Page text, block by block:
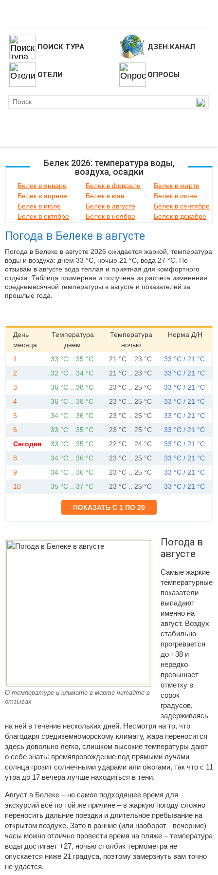
ПОИСК ТУРА ДЗЕН.КАНАЛ
ОТЕЛИ ОПРОСЫ
Белек 2026: температура воды,
воздуха, осадки
Белек в январе Белек в феврале
Белек в марте
Белек в апреле
Белек в мае
Белек в июне
Белек в июле
Белек в августе
Белек в сентябре
Белек в октябре
Белек в ноябре Белек в декабре
Погода в Белеке в августе
Погода в Белеке в августе 2026 ожидается жаркой, температура
воды и воздуха: днем 33 °C, ночью 21 °C, вода 27 °C. По
отзывам в августе вода теплая и приятная для комфортного
отдыха. Таблица примерная и получена из расчета изменения
среднемесячной температуры в августе и показателей за
прошлые года.
День
месяца
Температура
днем
Температура
ночью
Норма Д/Н
1 33 °C .. 35 °C 21 °C .. 23 °C
33 °C / 21 °C
2
32 °C .. 34 °C 21 °C .. 23 °C
33 °C / 21 °C
3
36 °C .. 38 °C 23 °C .. 25 °C
33 °C / 21 °C
4
36 °C .. 38 °C 23 °C .. 25 °C
33 °C / 21 °C
5
34 °C .. 36 °C 23 °C .. 25 °C
33 °C / 21 °C
6
33 °C .. 35 °C 23 °C .. 25 °C
33 °C / 21 °C
Сегодня
33 °C .. 35 °C 22 °C .. 24 °C
33 °C / 21 °C
8
34 °C .. 36 °C 23 °C .. 25 °C
33 °C / 21 °C
9
34 °C .. 36 °C 23 °C .. 25 °C
33 °C / 21 °C
10
35 °C .. 37 °C 23 °C .. 25 °C 33 °C / 21 °C
О температуре и климате в марте читайте в
отзывах
Погода в
августе
Самые жаркие
температурные
показатели
выпадают
именно на
август. Воздух
стабильно
прогревается
до +38 и
нередко
превышает
отметку в
сорок
градусов,
задерживаясь
на ней в течение нескольких дней. Несмотря на то, что
благодаря средиземноморскому климату, жара переносится
здесь довольно легко, слишком высокие температуры дают
о себе знать: времяпровождение под прямыми лучами
солнца грозит солнечными ударами или ожогами, так что с 11
утра до 17 вечера лучше находиться в тени.
Август в Белеке – не самое подходящее время для
экскурсий всё по той же причине – в жаркую погоду сложно
переносить дальние поездки и длительное пребывание на
открытом воздухе. Зато в ранние (или наоборот - вечерние)
часы можно отлично провести время на пляже – температура
воды достигает +27, ночью столбик термометра не
опускается ниже 21 градуса, поэтому замерзнуть вам точно
не удастся.